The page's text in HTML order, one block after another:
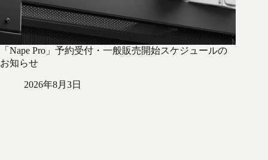
「Nape Pro」予約受付・一般販売開始スケジュールの
お知らせ
2026年8月3日